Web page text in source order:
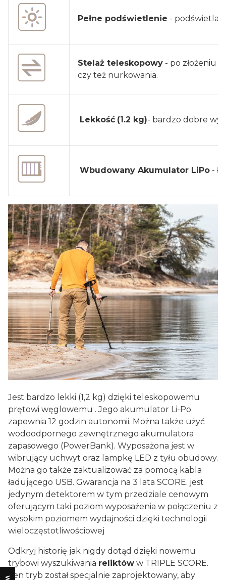
Pełne podświetlenie -
Stelaż teleskopowy - po złożeniu
czy też nurkowania.
Lekkość (1.2 kg)- bardzo dobre
Wbudowany Akumulator LiPo -
Jest bardzo lekki (1,2 kg) dzięki teleskopowemu
prętowi węglowemu . Jego akumulator Li-Po
zapewnia 12 godzin autonomii. Można także użyć
wodoodpornego zewnętrznego akumulatora
zapasowego (PowerBank). Wyposażona jest w
wibrujący uchwyt oraz lampkę LED z tyłu obudowy.
Można go także zaktualizować za pomocą kabla
ładującego USB. Gwarancja na 3 lata SCORE. jest
jedynym detektorem w tym przedziale cenowym
oferującym taki poziom wyposażenia w połączeniu z
wysokim poziomem wydajności dzięki technologii
wieloczęstotliwościowej
Odkryj historię jak nigdy dotąd dzięki nowemu
trybowi wyszukiwania reliktów w TRIPLE SCORE.
Ten tryb został specjalnie zaprojektowany, aby